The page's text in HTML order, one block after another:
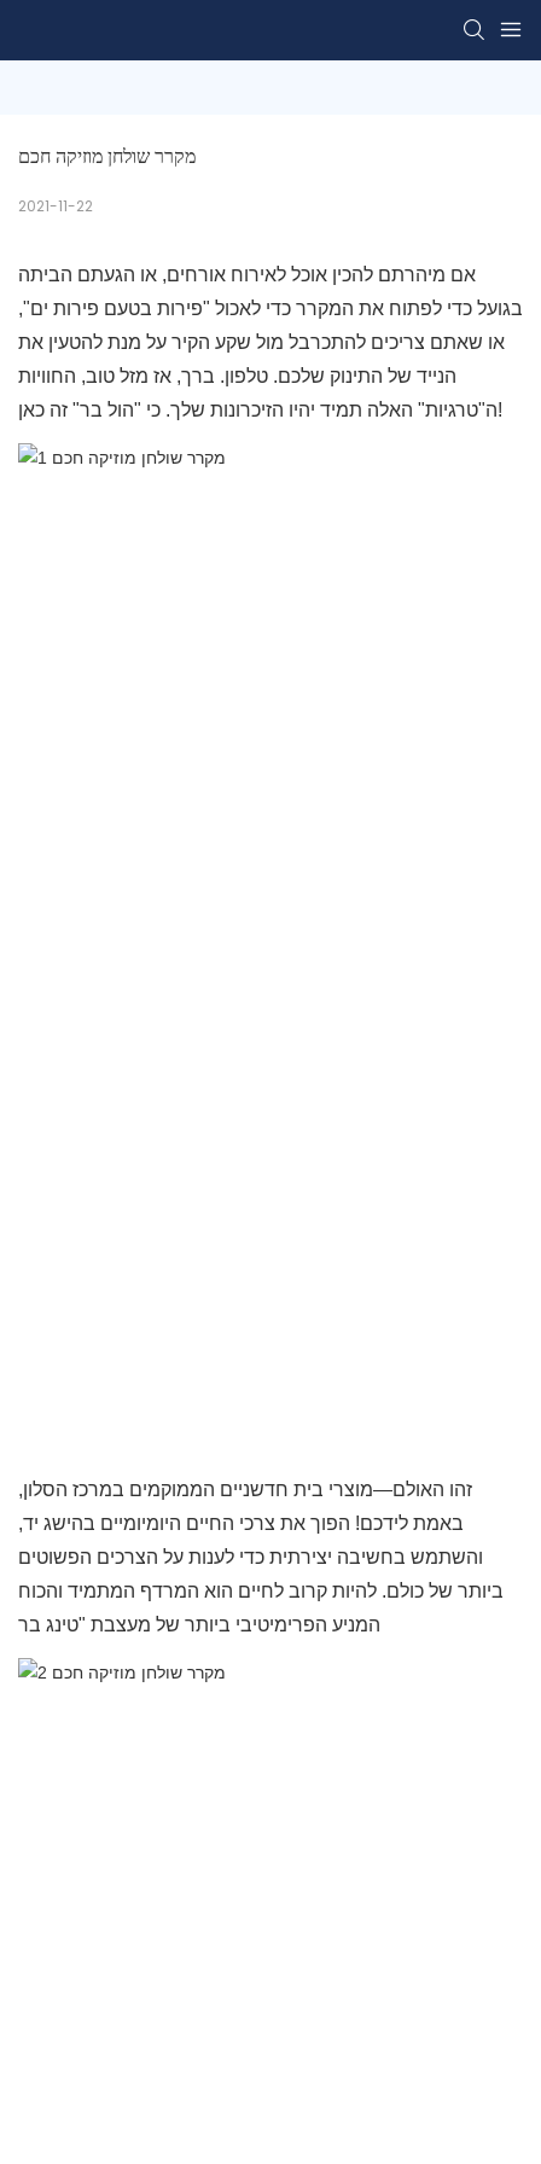
מקרר שולחן מוזיקה חכם
2021-11-22
אם מיהרתם להכין אוכל לאירוח אורחים, או הגעתם הביתה
בגועל כדי לפתוח את המקרר כדי לאכול "פירות בטעם פירות ים",
או שאתם צריכים להתכרבל מול שקע הקיר על מנת להטעין את
הנייד של התינוק שלכם. טלפון. ברך, אז מזל טוב, החוויות
ה"טרגיות" האלה תמיד יהיו הזיכרונות שלך. כי "הול בר" זה כאן!
זהו האולם—מוצרי בית חדשניים הממוקמים במרכז הסלון,
באמת לידכם! הפוך את צרכי החיים היומיומיים בהישג יד,
והשתמש בחשיבה יצירתית כדי לענות על הצרכים הפשוטים
ביותר של כולם. להיות קרוב לחיים הוא המרדף המתמיד והכוח